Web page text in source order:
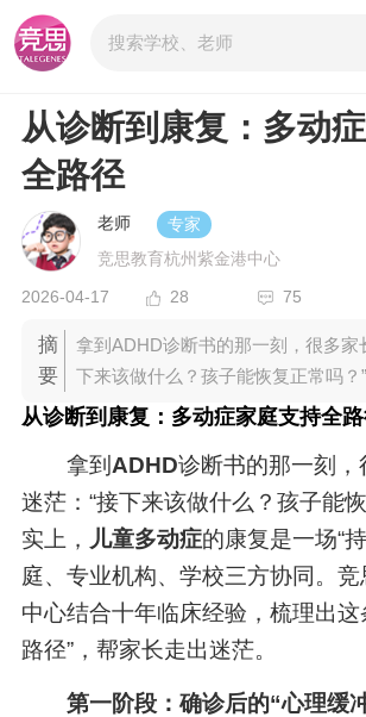
从诊断到康复：多动
全路径
老师
专家
竞思教育杭州紫金港中心
2026-04-17 28 75
摘
要
拿到ADHD诊断书的那一刻，很多家
下来该做什么？孩子能恢复正常吗？”
从诊断到康复：多动症家庭支持全
拿到 ADHD诊断书的那一刻，
迷茫：“接下来该做什么？孩子能
实上， 儿童多动症的康复是一场“
庭、专业机构、学校三方协同。
中心结合十年临床经验，梳理出这
路径”，帮家长走出迷茫。
第一阶段：确诊后的“心理缓